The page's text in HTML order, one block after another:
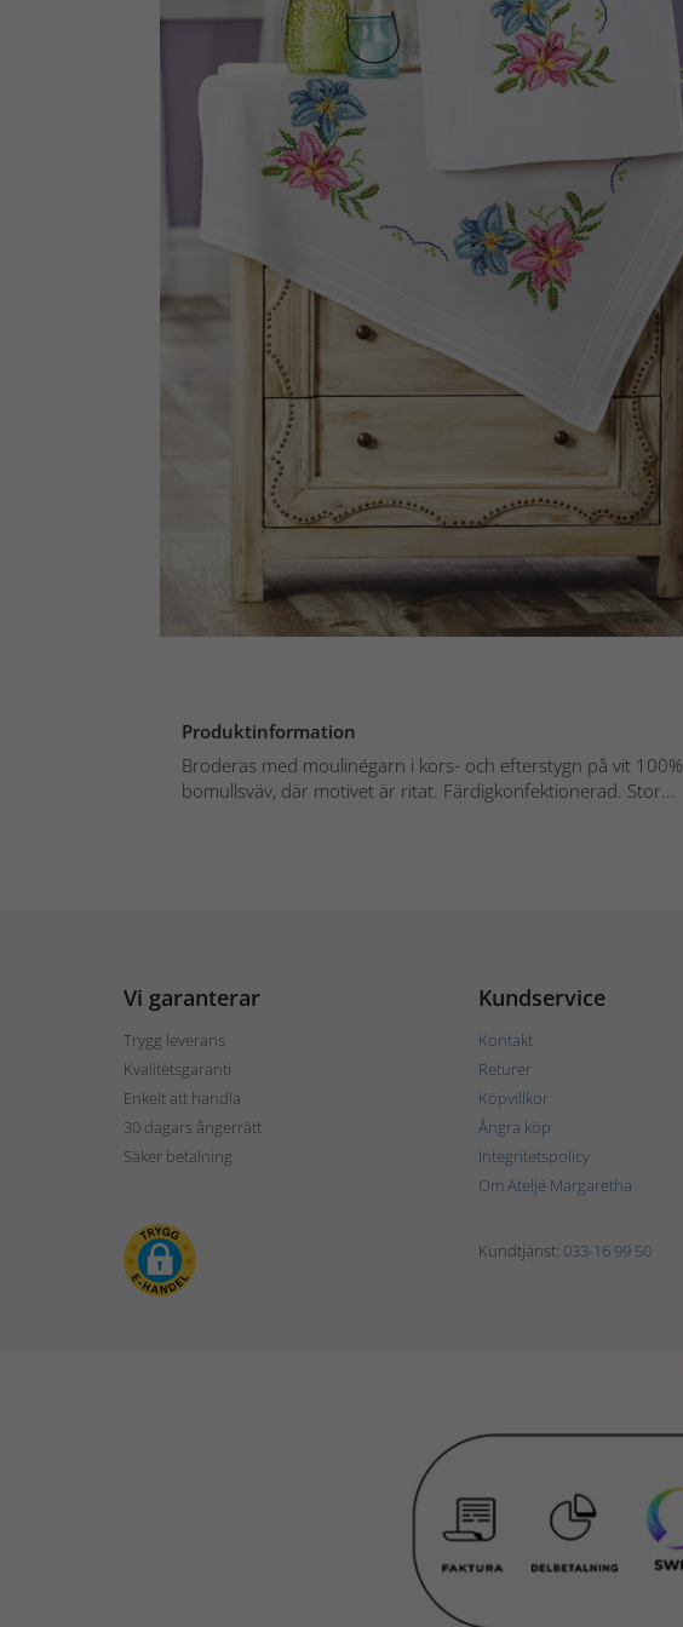
Produktinformation
Broderas med moulinégarn i kors- och efterstygn på vit 100%
bomullsväv, där motivet är ritat. Färdigkonfektionerad. Stor...
Vi garanterar
Trygg leverans
Kvalitetsgaranti
Enkelt att handla
30 dagars ångerrätt
Säker betalning
Kundservice
Kontakt
Returer
Köpvillkor
Ångra köp
Integritetspolicy
Om Ateljé Margaretha
Kundtjänst: 033-16 99 50